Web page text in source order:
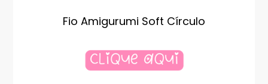
Fio Amigurumi Soft Círculo